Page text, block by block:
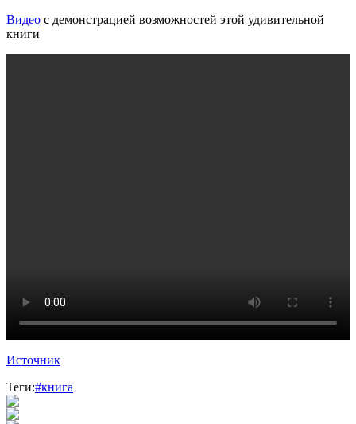
Видео с демонстрацией возможностей этой удивительной
книги
Источник
Теги:#книга